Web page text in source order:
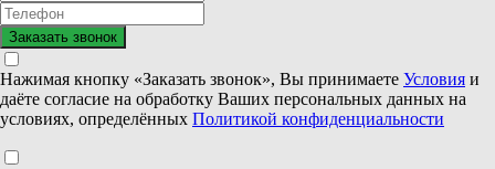
Нажимая кнопку «Заказать звонок», Вы принимаете Условия и
даёте согласие на обработку Ваших персональных данных на
условиях, определённых Политикой конфиденциальности